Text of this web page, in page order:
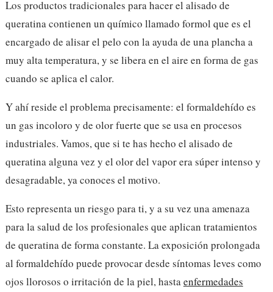
Los productos tradicionales para hacer el alisado de
queratina contienen un químico llamado formol que es el
encargado de alisar el pelo con la ayuda de una plancha a
muy alta temperatura, y se libera en el aire en forma de gas
cuando se aplica el calor.
Y ahí reside el problema precisamente: el formaldehído es
un gas incoloro y de olor fuerte que se usa en procesos
industriales. Vamos, que si te has hecho el alisado de
queratina alguna vez y el olor del vapor era súper intenso y
desagradable, ya conoces el motivo.
Esto representa un riesgo para ti, y a su vez una amenaza
para la salud de los profesionales que aplican tratamientos
de queratina de forma constante. La exposición prolongada
al formaldehído puede provocar desde síntomas leves como
ojos llorosos o irritación de la piel, hastaenfermedades